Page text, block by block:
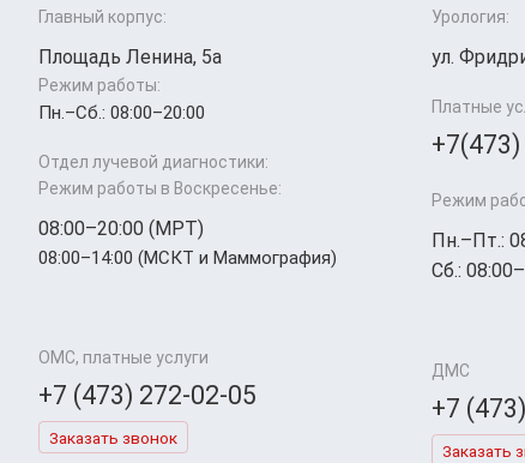
Главный корпус:
Площадь Ленина, 5а
Режим работы:
Пн.–Cб.: 08:00–20:00
Отдел лучевой диагностики:
Режим работы в Воскресенье:
08:00–20:00 (МРТ)
08:00–14:00 (МСКТ и Маммография)
ОМС, платные услуги
+7 (473) 272-02-05
Заказать звонок
Урология:
ул.
Платные
Режим
Пн.–Пт.:
Сб.:
ДМС
+7
Заказать